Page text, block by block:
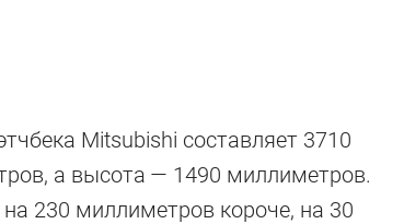
Mitsubishi составляет 3710
а высота — 1490 миллиметров.
230 миллиметров короче, на 30